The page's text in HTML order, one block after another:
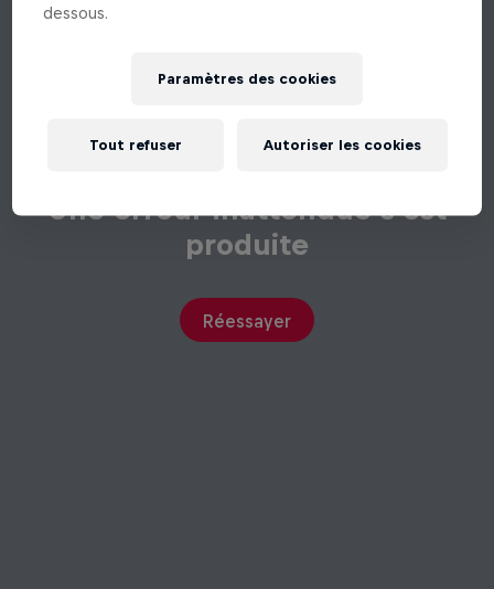
Une erreur inattendue s'est
produite
Réessayer
dessous.
Paramètres des cookies
Tout refuser Autoriser les cookies